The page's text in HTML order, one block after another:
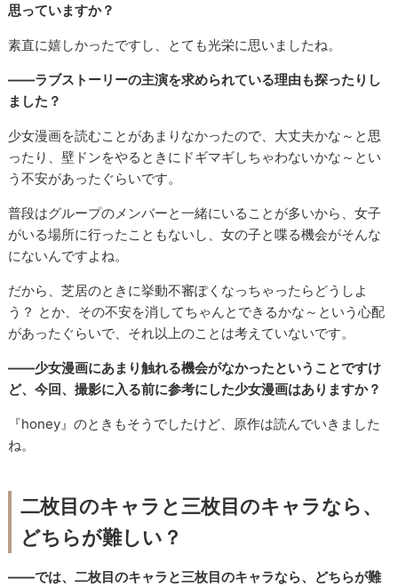
思っていますか？
素直に嬉しかったですし、とても光栄に思いましたね。
――ラブストーリーの主演を求められている理由も探ったりし
ました？
少女漫画を読むことがあまりなかったので、大丈夫かな～と思
ったり、壁ドンをやるときにドギマギしちゃわないかな～とい
う不安があったぐらいです。
普段はグループのメンバーと一緒にいることが多いから、女子
がいる場所に行ったこともないし、女の子と喋る機会がそんな
にないんですよね。
だから、芝居のときに挙動不審ぽくなっちゃったらどうしよ
う？ とか、その不安を消してちゃんとできるかな～という心配
があったぐらいで、それ以上のことは考えていないです。
――少女漫画にあまり触れる機会がなかったということですけ
ど、今回、撮影に入る前に参考にした少女漫画はありますか？
『honey』のときもそうでしたけど、原作は読んでいきました
ね。
二枚目のキャラと三枚目のキャラなら、
どちらが難しい？
――では、二枚目のキャラと三枚目のキャラなら、どちらが難